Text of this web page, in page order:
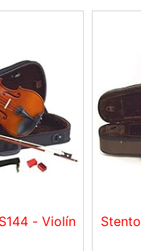
- Violín